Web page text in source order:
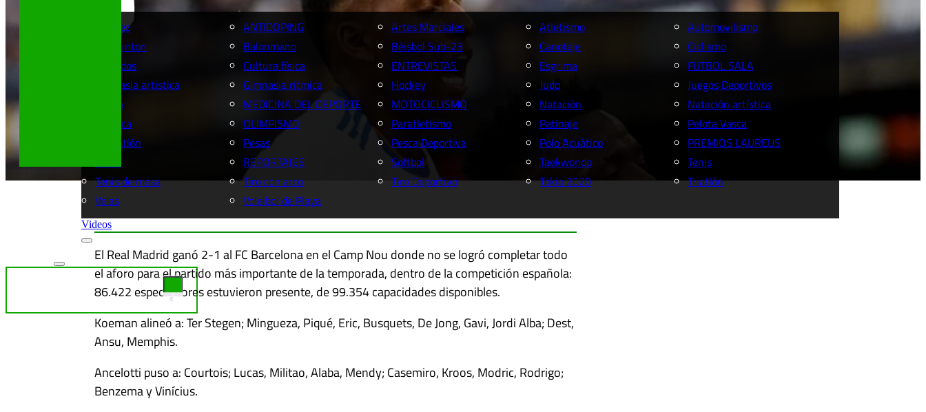
Ajedrez ANTIDOPING Artes Marciales Atletismo
Automovilismo
Badminton
Balonmano Béisbol Sub-23 Canotaje
Ciclismo
Clavados
Cultura física ENTREVISTAS Esgrima
FUTBOL SALA
Gimnasia artistica
Gimnasia rítmica Hockey Judo
Juegos Deportivos
Lucha
MEDICINA DEL DEPORTE MOTOCICLISMO Natación
Natación artística
Náutica
OLIMPISMO Paratletismo Patinaje
Pelota Vasca
Pentatlón
Pesas Pesca Deportiva Polo Acuático
PREMIOS LAUREUS
Remo
REPORTAJES Softbol Taekwondo
Tenis
Tenis de mesa
Tiro con arco Tiro Deportivo Tokio 2020
Triatlón
Velas
Voleibol de Playa
Videos
TELE REBELDE ¡EN VIVO!
El Real Madrid ganó 2-1 al FC Barcelona en el Camp Nou donde no se logró completar todo
el aforo para el partido más importante de la temporada, dentro de la competición española:
86.422 espectadores estuvieron presente, de 99.354 capacidades disponibles.
Koeman alineó a: Ter Stegen; Mingueza, Piqué, Eric, Busquets, De Jong, Gavi, Jordi Alba; Dest,
Ansu, Memphis.
Ancelotti puso a: Courtois; Lucas, Militao, Alaba, Mendy; Casemiro, Kroos, Modric, Rodrigo;
Benzema y Vinícius.